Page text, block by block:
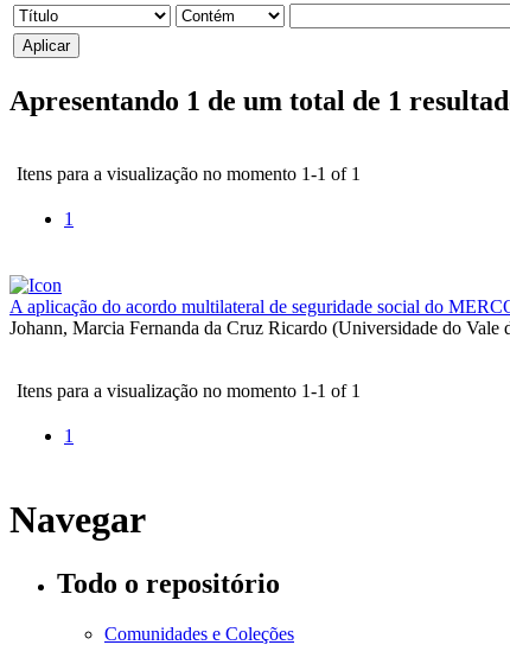
Apresentando 1 de um total de 1
Itens para a visualização no momento 1-1 of 1
1
A aplicação do acordo multilateral de seguridade social do
Johann, Marcia Fernanda da Cruz Ricardo (Universidade do Vale
Itens para a visualização no momento 1-1 of 1
1
Navegar
Todo o repositório
Comunidades e Coleções